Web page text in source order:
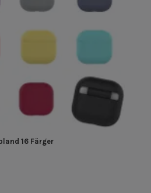
16 Färger